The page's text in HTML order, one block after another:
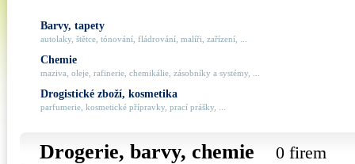
Barvy, tapety
autolaky, štětce, tónování, fládrování, malíři, zařízení, ...
Chemie
maziva, oleje, rafinerie, chemikálie, zásobníky a systémy, ...
Drogistické zboží, kosmetika
parfumerie, kosmetické přípravky, prací prášky, ...
Drogerie, barvy, chemie 0 firem